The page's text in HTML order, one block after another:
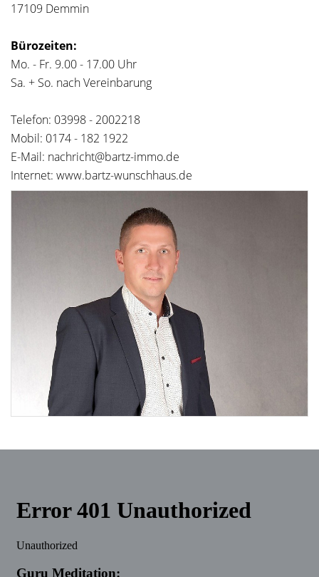
17109 Demmin
Bürozeiten:
Mo. - Fr. 9.00 - 17.00 Uhr
Sa. + So. nach Vereinbarung
Telefon: 03998 - 2002218
Mobil: 0174 - 182 1922
E-Mail: nachricht@bartz-immo.de
Internet: www.bartz-wunschhaus.de